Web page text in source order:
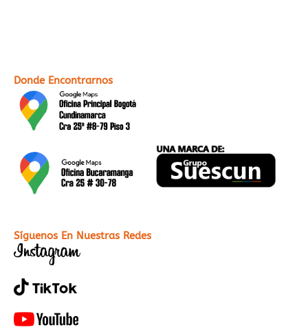
Donde Encontrarnos
Síguenos En Nuestras Redes